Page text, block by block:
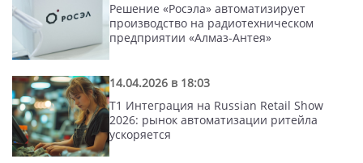
Решение «Росэла» автоматизирует
производство на радиотехническом
предприятии «Алмаз-Антея»
14.04.2026 в 18:03
Т1 Интеграция на Russian Retail Show
2026: рынок автоматизации ритейла
ускоряется